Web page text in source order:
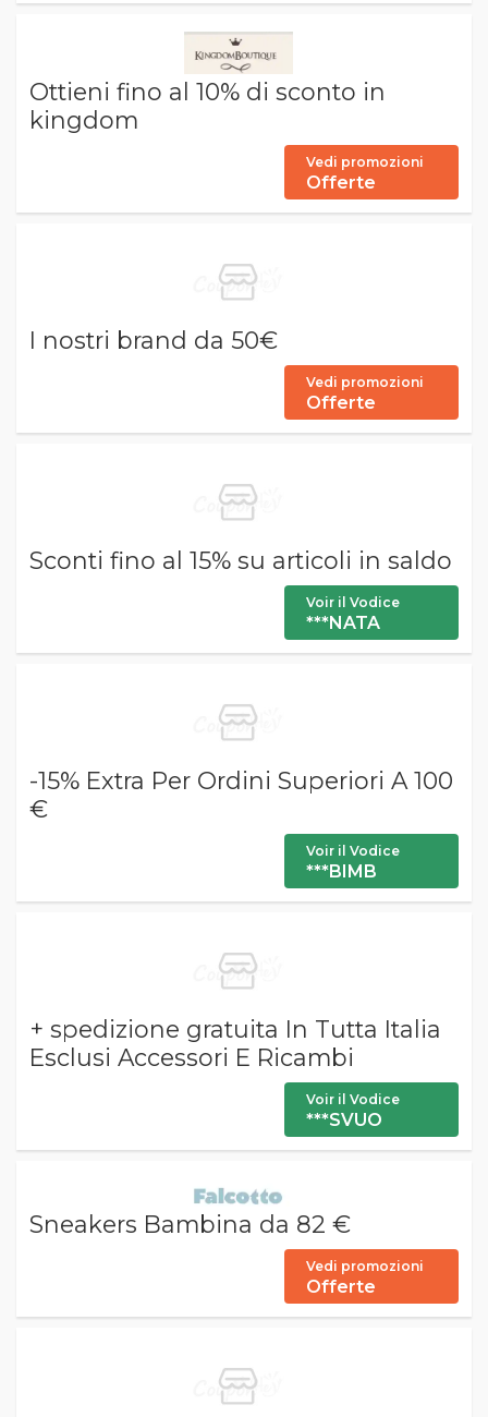
Ottieni fino al 10% di sconto in
kingdom
Vedi promozioni
Offerte
I nostri brand da 50€
Vedi promozioni
Offerte
Sconti fino al 15% su articoli in saldo
Voir il Vodice
***NATA
-15% Extra Per Ordini Superiori A 100
€
Voir il Vodice
***BIMB
+ spedizione gratuita In Tutta Italia
Esclusi Accessori E Ricambi
Voir il Vodice
***SVUO
Sneakers Bambina da 82 €
Vedi promozioni
Offerte